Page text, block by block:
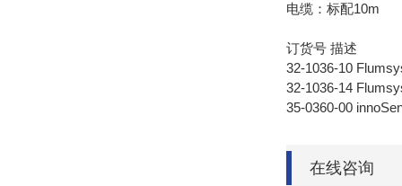
电缆：标配10m
订货号 描述
32-1036-10
32-1036-14
35-0360-00
在线咨询